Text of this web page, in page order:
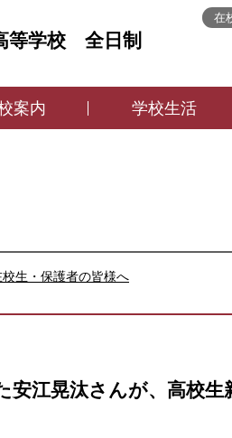
等学校 全日制
案内 学校生活
在
校生・保護者の皆様へ
安江晃汰さんが、高校生